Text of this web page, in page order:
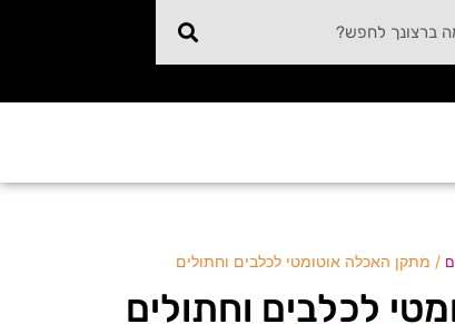
/ מתקן האכלה אוטומטי לכלבים וחתולים
לכלבים וחתולים